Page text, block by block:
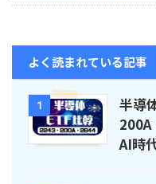
よく読まれている記事
1
半導
200A
AI時